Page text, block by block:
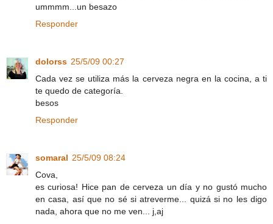
ummmm...un besazo
Responder
dolorss 25/5/09 00:27
Cada vez se utiliza más la cerveza negra en la cocina, a ti
te quedo de categoría.
besos
Responder
somaral 25/5/09 08:24
Cova,
es curiosa! Hice pan de cerveza un día y no gustó mucho
en casa, así que no sé si atreverme... quizá si no les digo
nada, ahora que no me ven... j,aj